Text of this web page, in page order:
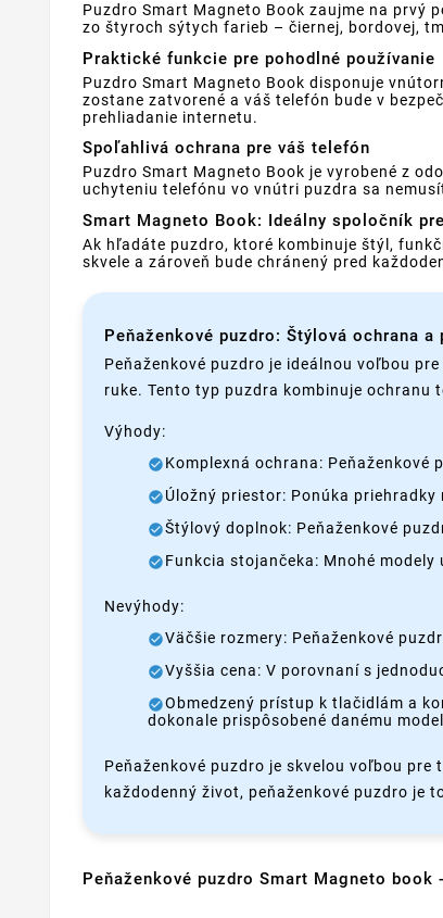
Puzdro Smart Magneto Book zaujme na prvý
zo štyroch sýtych farieb – čiernej, bordovej,
Praktické funkcie pre pohodlné používanie
Puzdro Smart Magneto Book disponuje
zostane zatvorené a váš telefón bude v
prehliadanie internetu.
Spoľahlivá ochrana pre váš telefón
Puzdro Smart Magneto Book je vyrobené z
uchyteniu telefónu vo vnútri puzdra sa
Smart Magneto Book: Ideálny spoločník
Ak hľadáte puzdro, ktoré kombinuje štýl,
skvele a zároveň bude chránený pred
Peňaženkové puzdro: Štýlová ochrana
Peňaženkové puzdro je ideálnou voľbou
ruke. Tento typ puzdra kombinuje ochranu
Výhody:
Komplexná ochrana:
Úložný priestor: Ponúka
Štýlový doplnok: Peňaženkové
Funkcia stojančeka: Mnohé
Nevýhody:
Väčšie rozmery: Peňaženkové
Vyššia cena: V porovnaní s
Obmedzený prístup k tlačidlám a
dokonale prispôsobené danému
Peňaženkové puzdro je skvelou voľbou
každodenný život, peňaženkové puzdro je
Peňaženkové puzdro Smart Magneto book